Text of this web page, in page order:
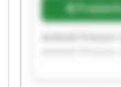
Ambold